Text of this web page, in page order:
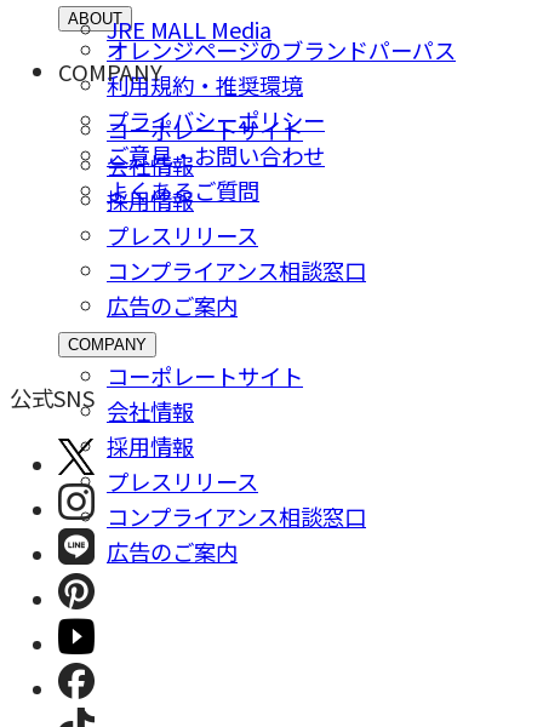
JRE MALL Media
ABOUT
オレンジページのブランドパーパス
利用規約・推奨環境
プライバシーポリシー
ご意⾒・お問い合わせ
よくあるご質問
COMPANY
コーポレートサイト
会社情報
採⽤情報
プレスリリース
コンプライアンス相談窓⼝
広告のご案内
COMPANY
コーポレートサイト
会社情報
採⽤情報
プレスリリース
コンプライアンス相談窓⼝
広告のご案内
公式SNS